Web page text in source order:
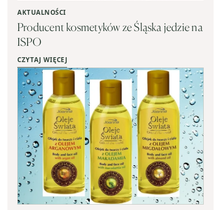
AKTUALNOŚCI
Producent kosmetyków ze Śląska jedzie na
ISPO
CZYTAJ WIĘCEJ